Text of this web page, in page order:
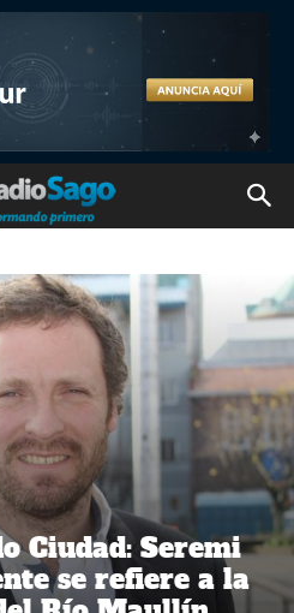
Ciudad: Seremi
se refiere a la